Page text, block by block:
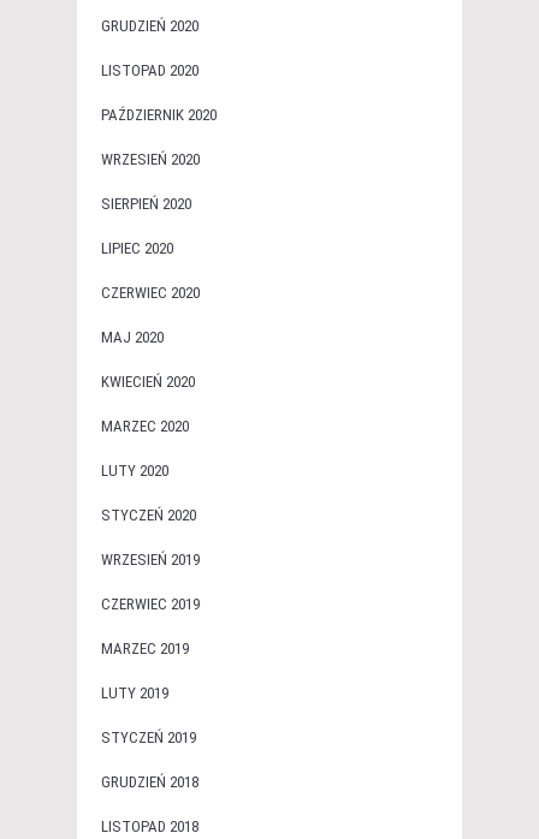
GRUDZIEŃ 2020
LISTOPAD 2020
PAŹDZIERNIK 2020
WRZESIEŃ 2020
SIERPIEŃ 2020
LIPIEC 2020
CZERWIEC 2020
MAJ 2020
KWIECIEŃ 2020
MARZEC 2020
LUTY 2020
STYCZEŃ 2020
WRZESIEŃ 2019
CZERWIEC 2019
MARZEC 2019
LUTY 2019
STYCZEŃ 2019
GRUDZIEŃ 2018
LISTOPAD 2018